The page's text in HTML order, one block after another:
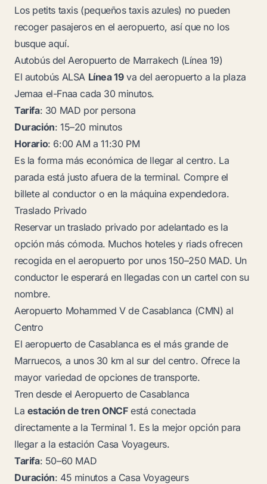
Los petits taxis (pequeños taxis azules) no pueden
recoger pasajeros en el aeropuerto, así que no los
busque aquí.
Autobús del Aeropuerto de Marrakech (Línea 19)
El autobús ALSA Línea 19va del aeropuerto a la plaza
Jemaa el-Fnaa cada 30 minutos.
Tarifa: 30 MAD por persona
Duración: 15–20 minutos
Horario: 6:00 AM a 11:30 PM
Es la forma más económica de llegar al centro. La
parada está justo afuera de la terminal. Compre el
billete al conductor o en la máquina expendedora.
Traslado Privado
Reservar un traslado privado por adelantado es la
opción más cómoda. Muchos hoteles y riads ofrecen
recogida en el aeropuerto por unos 150–250 MAD. Un
conductor le esperará en llegadas con un cartel con su
nombre.
Aeropuerto Mohammed V de Casablanca (CMN) al
Centro
El aeropuerto de Casablanca es el más grande de
Marruecos, a unos 30 km al sur del centro. Ofrece la
mayor variedad de opciones de transporte.
Tren desde el Aeropuerto de Casablanca
La estación de tren ONCFestá conectada
directamente a la Terminal 1. Es la mejor opción para
llegar a la estación Casa Voyageurs.
Tarifa: 50–60 MAD
Duración: 45 minutos a Casa Voyageurs